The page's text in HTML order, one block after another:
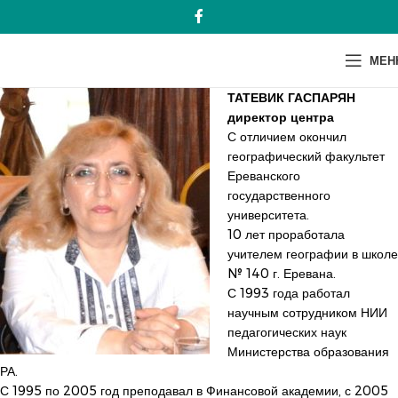
ТАТЕВИК ГАСПАРЯН
директор центра
С отличием окончил
географический факультет
Ереванского
государственного
университета.
10 лет проработала
учителем географии в школе
№ 140 г. Еревана.
С 1993 года работал
научным сотрудником НИИ
педагогических наук
Министерства образования
РА.
С 1995 по 2005 год преподавал в Финансовой академии, с 2005